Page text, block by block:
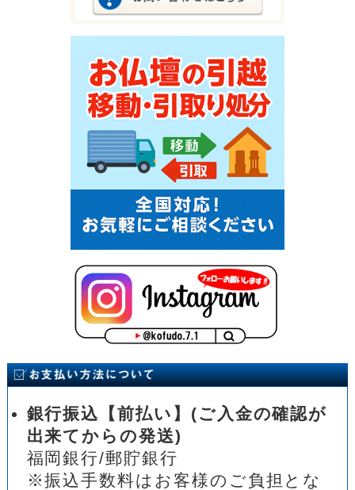
銀行振込【前払い】(ご入金の確認が
出来てからの発送)
福岡銀行/郵貯銀行
※振込手数料はお客様のご負担とな